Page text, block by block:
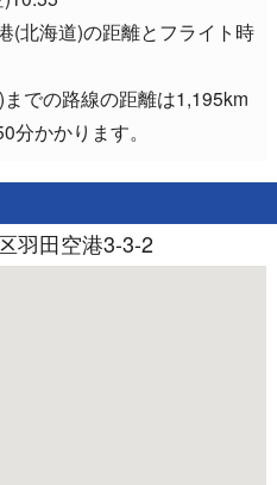
(北海道)の距離とフライト時
での路線の距離は1,195km
かかります。
羽田空港3-3-2